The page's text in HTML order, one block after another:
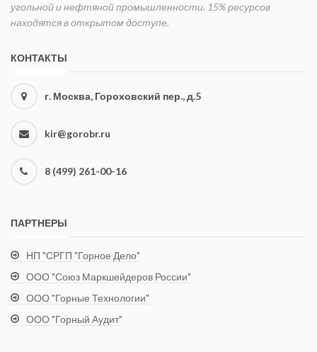
угольной и нефтяной промышленности. 15% ресурсов
находятся в открытом доступе.
КОНТАКТЫ
г. Москва, Гороховский пер., д.5
kir@gorobr.ru
8 (499) 261-00-16
ПАРТНЕРЫ
НП "СРГП "Горное Дело"
ООО "Союз Маркшейдеров России"
ООО "Горные Технологии"
ООО "Горный Аудит"